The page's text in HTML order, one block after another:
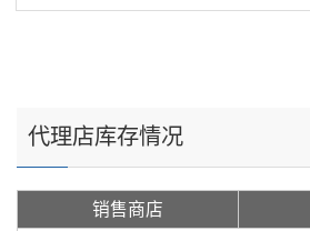
代理店库存情况
销售商店